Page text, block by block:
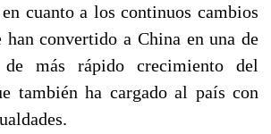
cuanto a los continuos cambios
han convertido a China en una de
de más rápido crecimiento del
también ha cargado al país con